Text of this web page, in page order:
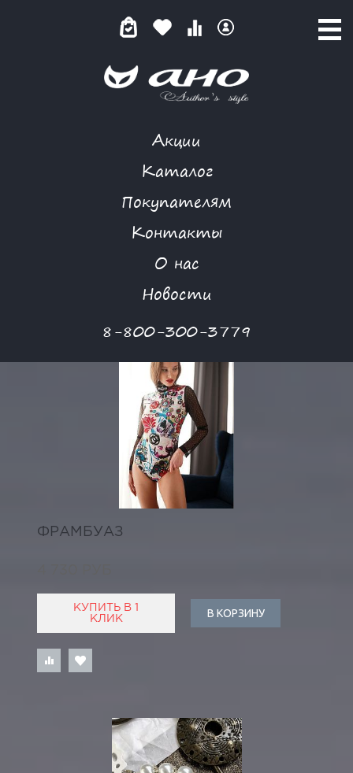
Акции
Каталог
Покупателям
Контакты
О нас
Новости
8-800-300-3779
КАТАЛОГ ТОВАРОВ
ФРАМБУАЗ
КУПИТЬ В 1
КЛИК
В КОРЗИНУ